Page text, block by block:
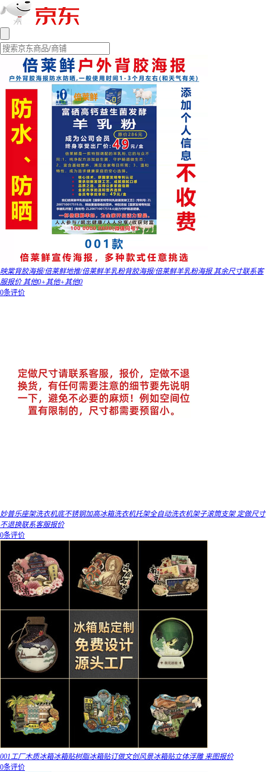
映棠背胶海报/倍莱鲜地推/倍莱鲜羊乳粉背胶海报/倍莱鲜羊乳粉海报 其余尺寸联系客
服报价 其他0+其他+其他0
0条评价
妙普乐座架洗衣机底不锈钢加高冰箱洗衣机托架全自动洗衣机架子滚筒支架 定做尺寸
不退换联系客服报价
0条评价
001工厂木质冰箱冰箱贴树脂冰箱贴订做文创风景冰箱贴立体浮雕 来图报价
0条评价